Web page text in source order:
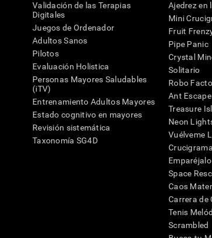
Validación de las Terapias
Digitales
Juegos de Ordenador
Adultos Sanos
Pilotos
Evaluación Holistica
Personas Mayores Saludables
(iTV)
Entrenamiento Adultos Mayores
Estado cognitivo en mayores
Revisión sistemática
Taxonomía SG4D
Ajedrez en
Mini
Fruit
Pipe Panic
Crystal
Solitario
Robo
Ant Escape
Treasure
Neon
Vuélveme
Emparéjalo
Space
Caos
Carrera de
Tenis
Scrambled